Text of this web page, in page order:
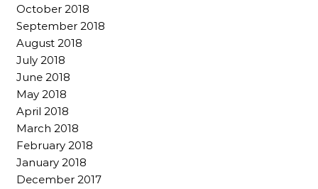
October 2018
September 2018
August 2018
July 2018
June 2018
May 2018
April 2018
March 2018
February 2018
January 2018
December 2017